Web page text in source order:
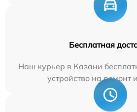
Бесплатная
Наш курьер в Казани
устройство на ремонт